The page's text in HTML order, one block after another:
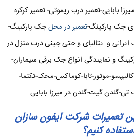
بابایی-تعمیر درب ریموتی- تعمیر کرکره
جک پارکینگ-تعمیر در محلجک پارکینگ-
و ایتالیای و حتی چینی درب منزل در
و نمایندگی انواع جک برقی سیماران-
موتور-تابا-کوماکس-محک-تکنما-
تی-گلدن گیت-گلدن در میرزا بابایی
تعمیرات شرکت آیفون سازان
استفاده کنیم؟